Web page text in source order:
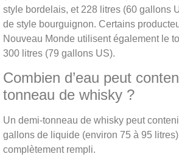
style bordelais, et 228 litres (60 gallons
de style bourguignon. Certains
Nouveau Monde utilisent également le
300 litres (79 gallons US).
Combien d’eau peut
tonneau de whisky ?
Un demi-tonneau de whisky peut
gallons de liquide (environ 75 à 95 litres)
complètement rempli.